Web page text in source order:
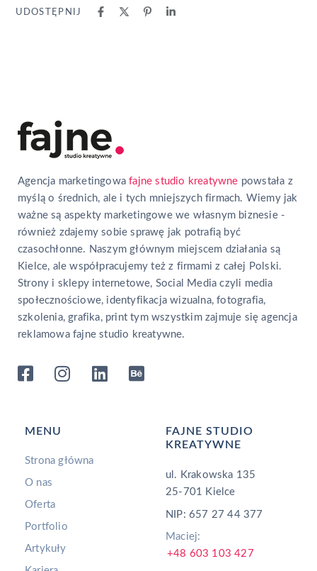
UDOSTĘPNIJ
Agencja marketingowafajne studio kreatywne powstała z
myślą o średnich, ale i tych mniejszych firmach. Wiemy jak
ważne są aspekty marketingowe we własnym biznesie -
również zdajemy sobie sprawę jak potrafią być
czasochłonne. Naszym głównym miejscem działania są
Kielce, ale współpracujemy też z firmami z całej Polski.
Strony i sklepy internetowe, Social Media czyli media
społecznościowe, identyfikacja wizualna, fotografia,
szkolenia, grafika, print tym wszystkim zajmuje się agencja
reklamowa fajne studio kreatywne.
MENU
Strona główna
O nas
Oferta
Portfolio
Artykuły
FAJNE STUDIO
KREATYWNE
ul. Krakowska 135
25-701 Kielce
NIP: 657 27 44 377
Maciej:
+48 603 103 427